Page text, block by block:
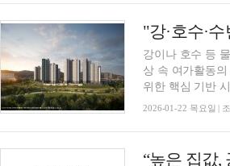
"강·호수·
강이나 호수 등
상 속 여가활동
위한 핵심 기반
2026-01-22 목요일 |
“높은 집값,